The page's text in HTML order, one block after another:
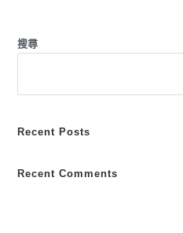
搜尋
Recent Posts
Recent Comments